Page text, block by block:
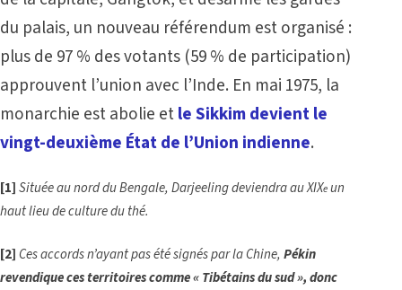
du palais, un nouveau référendum est organisé :
plus de 97 % des votants (59 % de participation)
approuvent l’union avec l’Inde. En mai 1975, la
monarchie est abolie etle Sikkim devient le
vingt-deuxième État de l’Union indienne.
[1]Située au nord du Bengale, Darjeeling deviendra au XIXeun
haut lieu de culture du thé.
[2] Ces accords n’ayant pas été signés par la Chine,Pékin
revendique ces territoires comme « Tibétains du sud », donc